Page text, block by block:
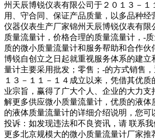
州天辰博锐仪表有限公司于２０１３－
用、守合同、保证产品质量，以多品种
仪器仪表生产厂家锦州天辰博锐仪表
质量流量计，价格合理的质量流量计
质的微小质量流量计和服务帮助和合作
博锐自创立之日起就重视服务体系的建
量计主要采用批发；零售；-的方式
１３－１１－１４成立以来，凭借其优
业宗旨，赢得了广大个人、企业的大力
解更多供应微小质量流量计，优质的液
的液体质量流量计的详细介绍说明，您
投诉：如发现违法和不良资讯，请 联系
更多北京规模大的微小质量流量计厂家